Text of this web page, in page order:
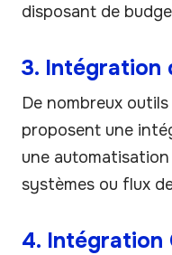
disposant de
3. Intégration
De nombreux
proposent une
une
systèmes ou flux
4. Intégration